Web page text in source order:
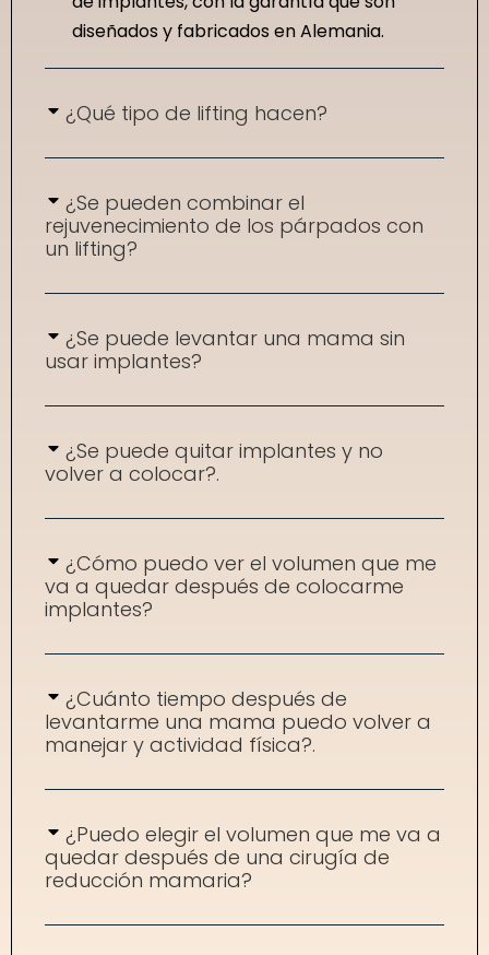
diseñados y fabricados en Alemania.
¿Qué tipo de lifting hacen?
¿Se pueden combinar el
rejuvenecimiento de los párpados con
un lifting?
¿Se puede levantar una mama sin
usar implantes?
¿Se puede quitar implantes y no
volver a colocar?.
¿Cómo puedo ver el volumen que me
va a quedar después de colocarme
implantes?
¿Cuánto tiempo después de
levantarme una mama puedo volver a
manejar y actividad física?.
¿Puedo elegir el volumen que me va a
quedar después de una cirugía de
reducción mamaria?